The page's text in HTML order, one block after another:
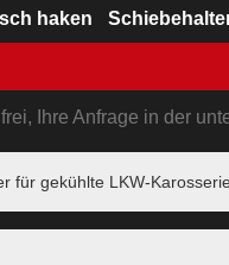
haken
Ihre Anfrage in der